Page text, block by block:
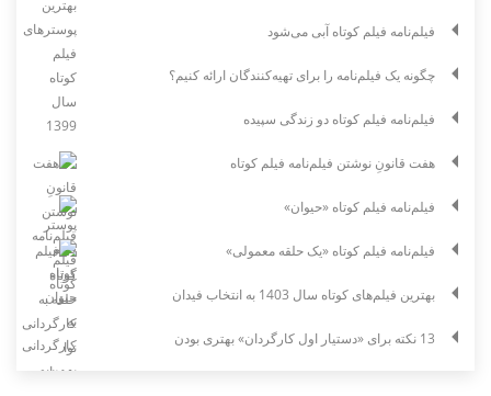
فیلم‌نامه فیلم کوتاه آبی می‌شود
چگونه یک فیلم‌نامه را برای تهیه‌کنندگان ارائه کنیم؟
فیلم‌نامه فیلم کوتاه دو زندگی سپیده
هفت قانونِ نوشتن فیلم‌نامه فیلم کوتاه
فیلم‌نامه فیلم کوتاه «حیوان»
فیلم‌نامه فیلم کوتاه «یک حلقه معمولی»
بهترین فیلم‌های کوتاه سال 1403 به انتخاب فیدان
13 نکته برای «دستیار اول کارگردان» بهتری بودن